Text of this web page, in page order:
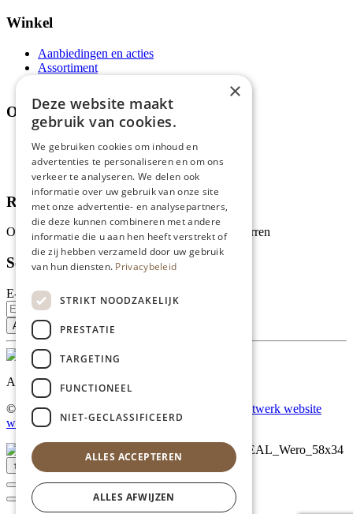
Winkel
Aanbiedingen en acties
Assortiment
Over ons
Wie zijn wij?
Recepten
Tips
Recensies
Onze klanten waarderen ons met 4.9 van de 5 sterren
Schrijf je in voor onze nieuwsbrief
E-mailadres
Al onze prijzen zijn incl. BTW
© Copyright 2026 Limburgs Bakwinkeltje |
Maatwerk website
webmix
↑ Top
×
Deze website maakt
gebruik van cookies.
We gebruiken cookies om inhoud en
advertenties te personaliseren en om ons
verkeer te analyseren. We delen ook
informatie over uw gebruik van onze site
met onze advertentie- en analysepartners,
die deze kunnen combineren met andere
informatie die u aan hen heeft verstrekt of
die zij hebben verzameld door uw gebruik
van hun diensten. Privacybeleid
STRIKT NOODZAKELIJK
PRESTATIE
TARGETING
FUNCTIONEEL
NIET-GECLASSIFICEERD
ALLES ACCEPTEREN
ALLES AFWIJZEN